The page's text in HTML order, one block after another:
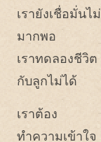
เรายังเชื่อมั่นไม่
มากพอ
เราทดลองชีวิต
กับลูกไม่ได้
เราต้อง
ทำความเข้าใจ